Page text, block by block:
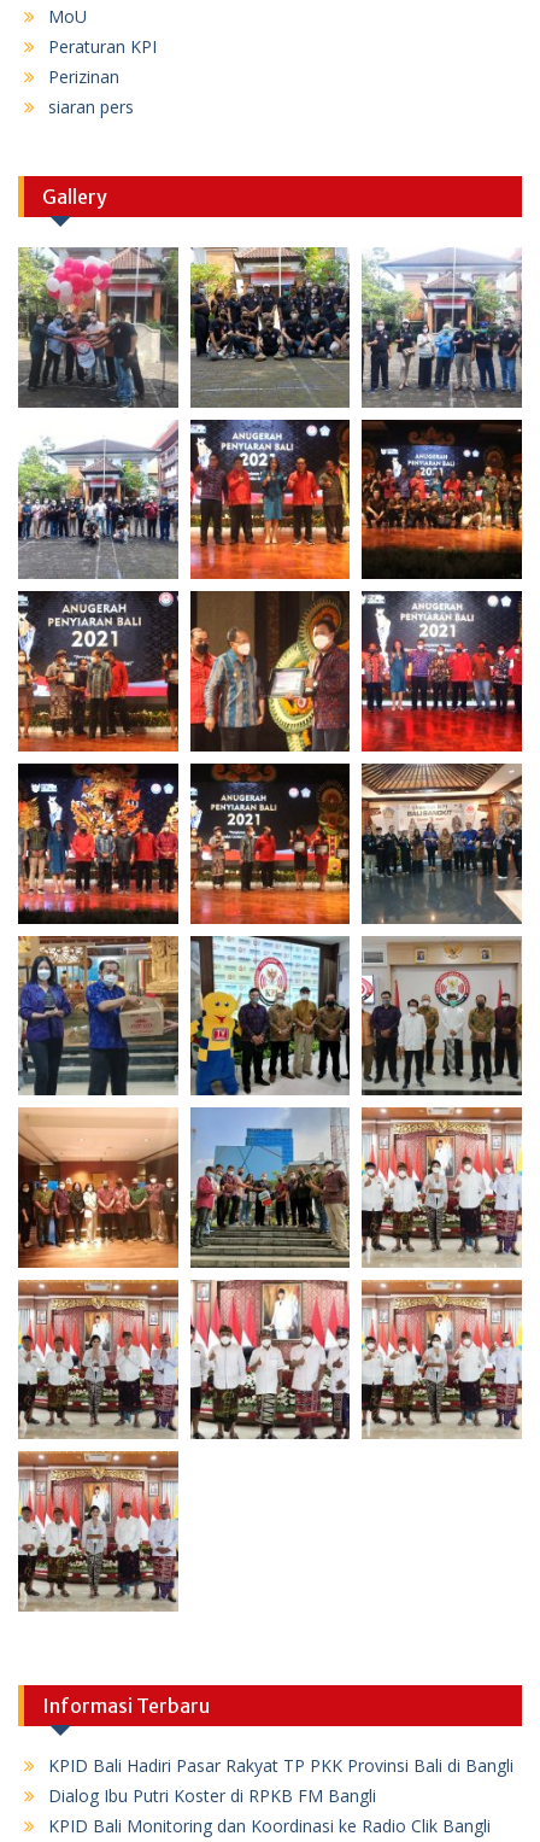
MoU
Peraturan KPI
Perizinan
siaran pers
Gallery
Informasi Terbaru
KPID Bali Hadiri Pasar Rakyat TP PKK Provinsi Bali di Bangli
Dialog Ibu Putri Koster di RPKB FM Bangli
KPID Bali Monitoring dan Koordinasi ke Radio Clik Bangli